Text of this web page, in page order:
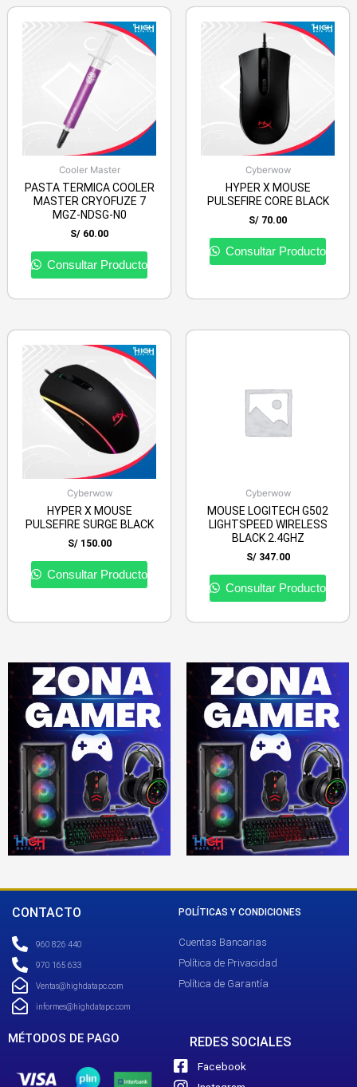
Cooler Master
PASTA TERMICA COOLER
MASTER CRYOFUZE 7
MGZ-NDSG-N0
S/ 60.00
Consultar Producto
Cyberwow
HYPER X MOUSE
PULSEFIRE CORE BLACK
S/ 70.00
Consultar Producto
Cyberwow
HYPER X MOUSE
PULSEFIRE SURGE BLACK
S/150.00
Consultar Producto
Cyberwow
MOUSE LOGITECH G502
LIGHTSPEED WIRELESS
BLACK 2.4GHZ
S/347.00
Consultar Producto
CONTACTO
960 826 440
970 165 633
Ventas@highdatapc.com
informes@highdatapc.com
POLÍTICAS Y CONDICIONES
Cuentas Bancarias
Política de Privacidad
Política de Garantía
MÉTODOS DE PAGO REDES SOCIALES
Facebook